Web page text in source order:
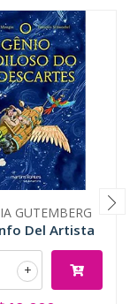
GUTEMBERG
Del Artista
+